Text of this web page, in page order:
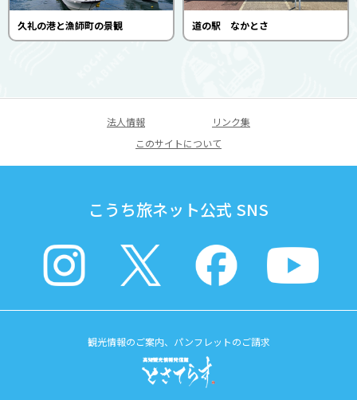
久礼の港と漁師町の景観 道の駅 なかとさ
法人情報
リンク集
このサイトについて
こうち旅ネット公式 SNS
観光情報のご案内、パンフレットのご請求